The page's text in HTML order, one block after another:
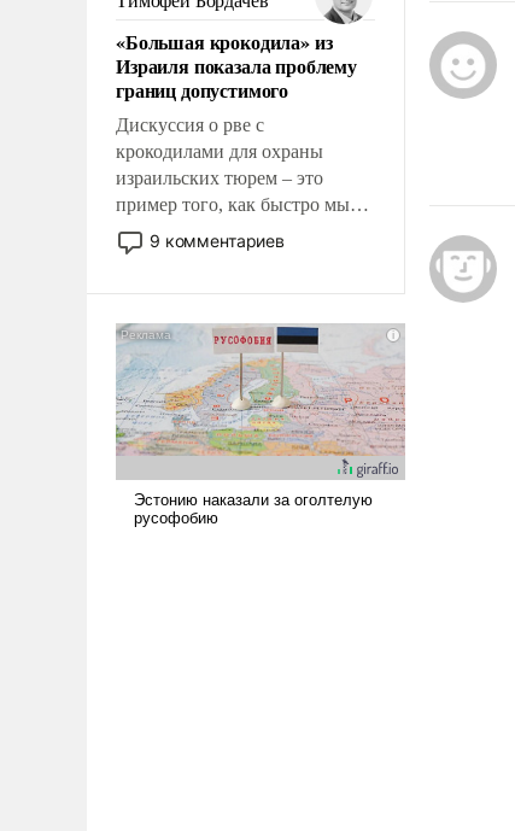
Еревану за свои поступки не
нужно отвечать.
«Большая крокодила» из
Израиля показала проблему
границ допустимого
Дискуссия о рве с
крокодилами для охраны
израильских тюрем – это
пример того, как быстро мы
двигаемся по пути
революционных изменений.
псевдонаучной фантастики,
стало всерьез обсуждаемой
идеей.
9 комментариев